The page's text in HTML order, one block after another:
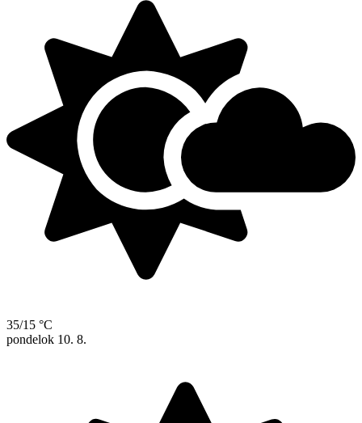
35/15 °C
pondelok 10. 8.